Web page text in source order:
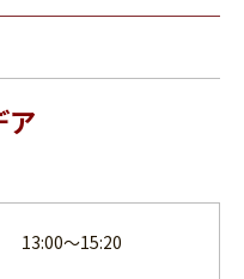
ア
13:00～15:20